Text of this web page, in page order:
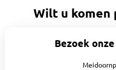
Wilt u
Bezoek